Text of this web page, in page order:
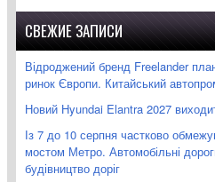
СВЕЖИЕ ЗАПИСИ
Відроджений бренд Freelander
ринок Європи. Китайський
Новий Hyundai Elantra 2027
Із 7 до 10 серпня частково
мостом Метро. Автомобільні
будівництво доріг